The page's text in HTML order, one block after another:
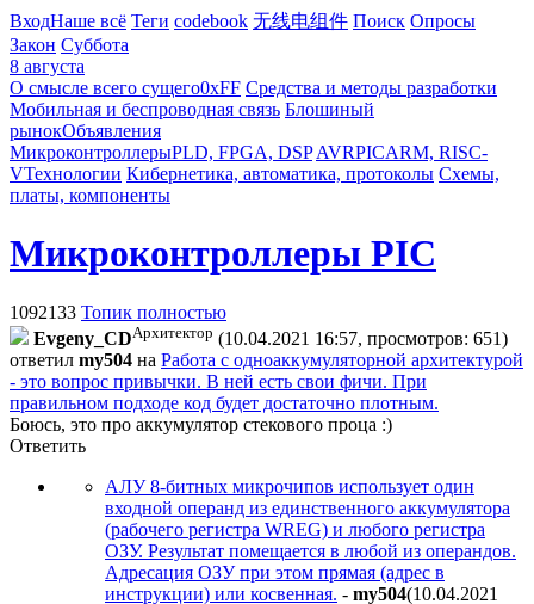
ВходНаше всё Теги codebook 无线电组件 Поиск Опросы
Закон Суббота
8 августа
О смысле всего сущего0xFF Средства и методы разработки
Мобильная и беспроводная связь Блошиный
рынокОбъявления
МикроконтроллерыPLD, FPGA, DSP AVRPICARM, RISC-
VТехнологии Кибернетика, автоматика, протоколы Схемы,
платы, компоненты
Микроконтроллеры PIC
1092133 Топик полностью
Evgeny_CDАрхитектор (10.04.2021 16:57, просмотров: 651)
ответил my504 на Работа с одноаккумуляторной архитектурой
- это вопрос привычки. В ней есть свои фичи. При
правильном подходе код будет достаточно плотным.
Боюсь, это про аккумулятор стекового проца :)
Ответить
АЛУ 8-битных микрочипов использует один
входной операнд из единственного аккумулятора
(рабочего регистра WREG) и любого регистра
ОЗУ. Результат помещается в любой из операндов.
Адресация ОЗУ при этом прямая (адрес в
инструкции) или косвенная. - my504(10.04.2021